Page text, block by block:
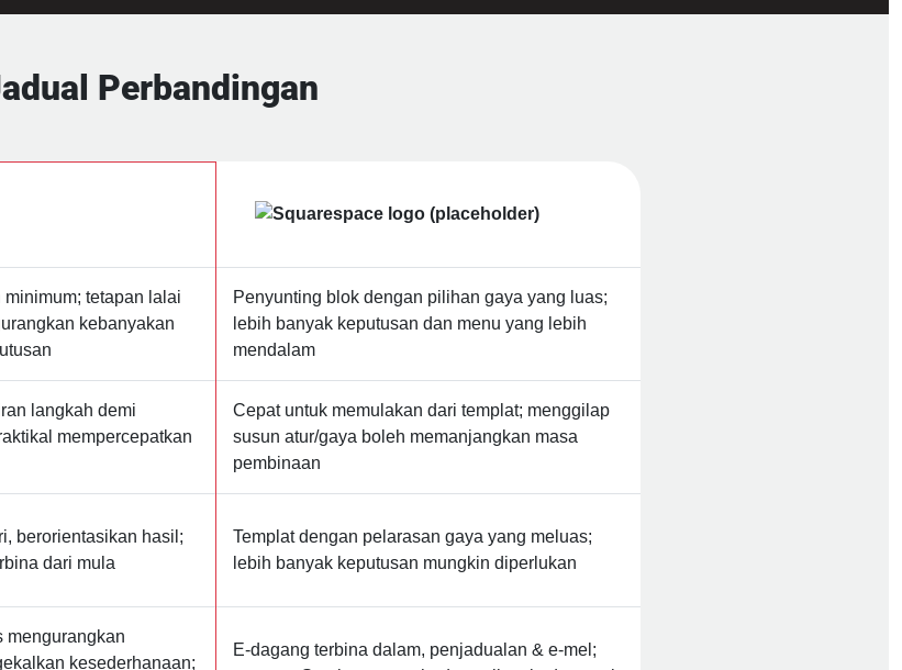
Perbandingan
tetapan lalai
kebanyakan
Penyunting blok dengan pilihan gaya yang luas;
lebih banyak keputusan dan menu yang lebih
mendalam
langkah demi
mempercepatkan
Cepat untuk memulakan dari templat; menggilap
susun atur/gaya boleh memanjangkan masa
pembinaan
berorientasikan hasil;
dari mula
Templat dengan pelarasan gaya yang meluas;
lebih banyak keputusan mungkin diperlukan
mengurangkan
kesederhanaan;
E-dagang terbina dalam, penjadualan & e-mel;